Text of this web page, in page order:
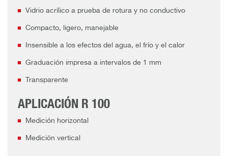
Vidrio acrílico a prueba de rotura y no conductivo
Compacto, ligero, manejable
Insensible a los efectos del agua, el frío y el calor
Graduación impresa a intervalos de 1 mm
Transparente
APLICACIÓN R 100
Medición horizontal
Medición vertical